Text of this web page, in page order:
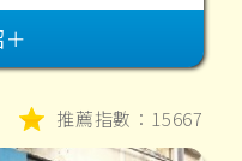
推薦指數：15667